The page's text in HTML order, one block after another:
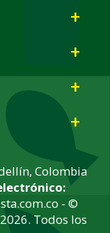
Colombia
- ©
Todos los